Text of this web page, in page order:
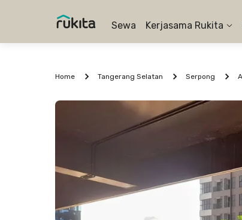
Sewa Kerjasama Rukita
Home Tangerang Selatan Serpong